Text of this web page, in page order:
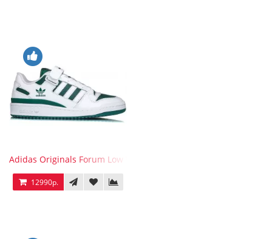
Adidas Originals Forum Low WB White Green
12990р.